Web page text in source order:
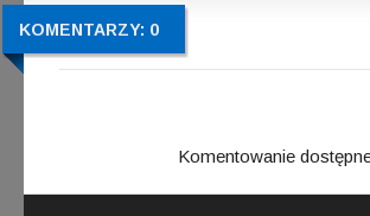
KOMENTARZY: 0
Komentowanie